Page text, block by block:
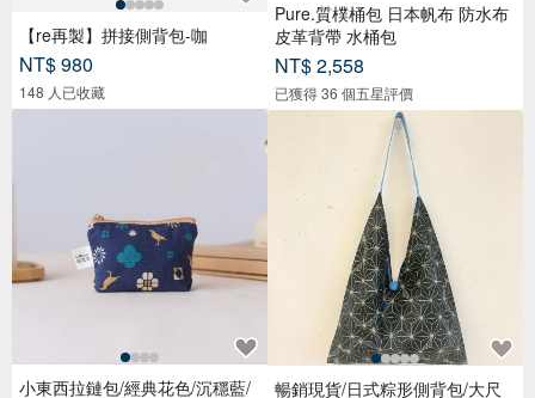
【re再製】拼接側背包-咖
NT$ 980
148 人已收藏
小東西拉鏈包/經典花色/沉穩藍/
Pure.質樸桶包 日本帆布 防水布
皮革背帶 水桶包
NT$ 2,558
已獲得 36 個五星評價
暢銷現貨/日式粽形側背包/大尺